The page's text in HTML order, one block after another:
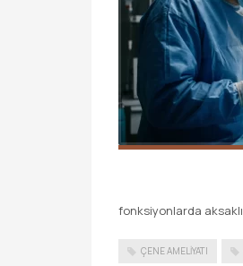
fonksiyonlarda
ÇENE AMELIYATI